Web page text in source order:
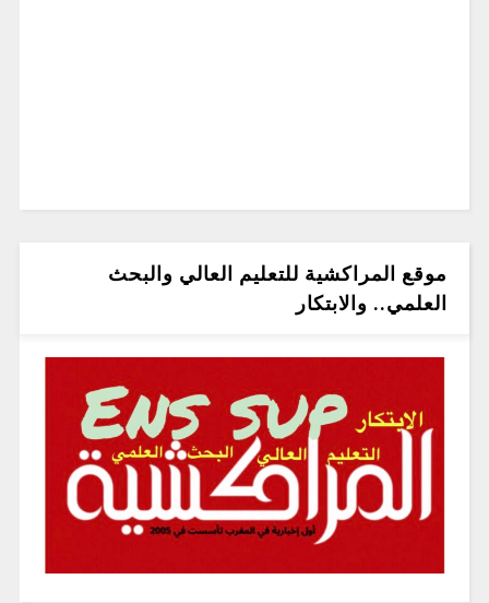
موقع المراكشية للتعليم العالي والبحث
العلمي.. والابتكار